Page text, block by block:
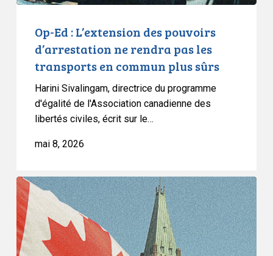
les
commun
Op-Ed : L’extension des pouvoirs
d’arrestation ne rendra pas les
transports en commun plus sûrs
Harini Sivalingam, directrice du programme
d'égalité de l'Association canadienne des
libertés civiles, écrit sur le…
mai 8, 2026
L’ACLC
félicite
la
juge
Louise